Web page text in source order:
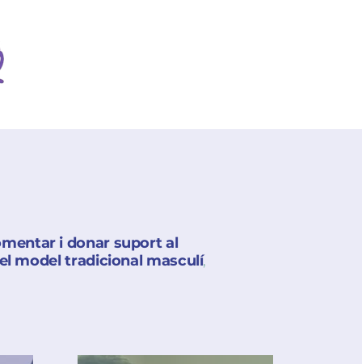
i donar suport al
model tradicional masculí,